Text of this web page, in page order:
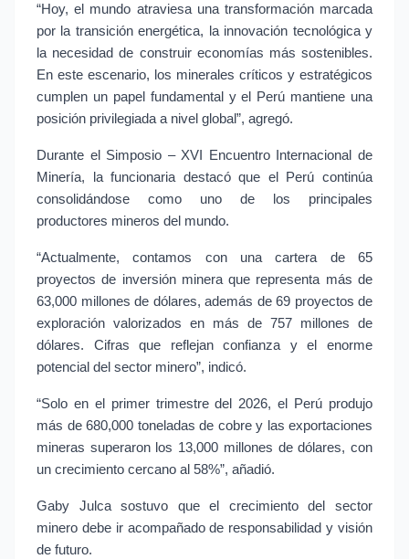
“Hoy, el mundo atraviesa una transformación marcada
por la transición energética, la innovación tecnológica y
la necesidad de construir economías más sostenibles.
En este escenario, los minerales críticos y estratégicos
cumplen un papel fundamental y el Perú mantiene una
posición privilegiada a nivel global”, agregó.
Durante el Simposio – XVI Encuentro Internacional de
Minería, la funcionaria destacó que el Perú continúa
consolidándose como uno de los principales
productores mineros del mundo.
“Actualmente, contamos con una cartera de 65
proyectos de inversión minera que representa más de
63,000 millones de dólares, además de 69 proyectos de
exploración valorizados en más de 757 millones de
dólares. Cifras que reflejan confianza y el enorme
potencial del sector minero”, indicó.
“Solo en el primer trimestre del 2026, el Perú produjo
más de 680,000 toneladas de cobre y las exportaciones
mineras superaron los 13,000 millones de dólares, con
un crecimiento cercano al 58%”, añadió.
Gaby Julca sostuvo que el crecimiento del sector
minero debe ir acompañado de responsabilidad y visión
de futuro.